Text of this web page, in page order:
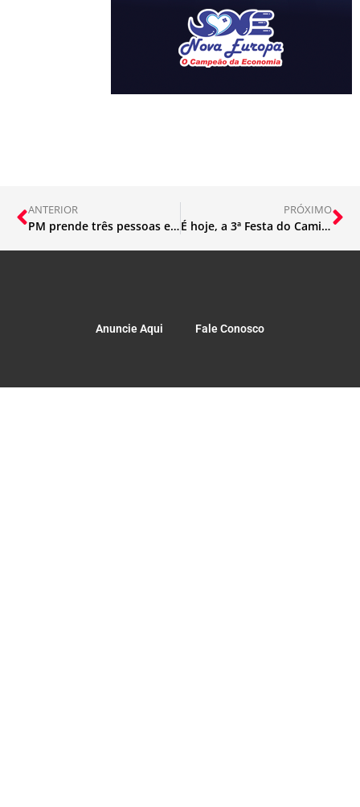
ANTERIOR
PM prende três pessoas e apreende dois adolescentes em Ipatinga
PRÓXIMO
É hoje, a 3ª Festa do Caminhoneiro 2026
Anuncie Aqui Fale Conosco